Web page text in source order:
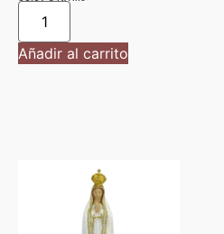
CORAZÓN JESUS 27CM
36,51€ IVA inc.